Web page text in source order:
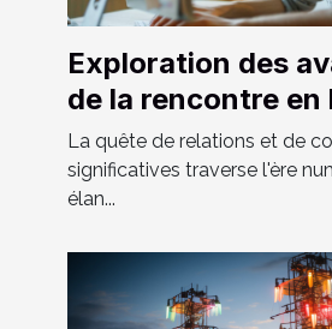
Exploration des
de la rencontre en
hommes hétéros
La quête de relations et de
significatives traverse l'ère
élan...